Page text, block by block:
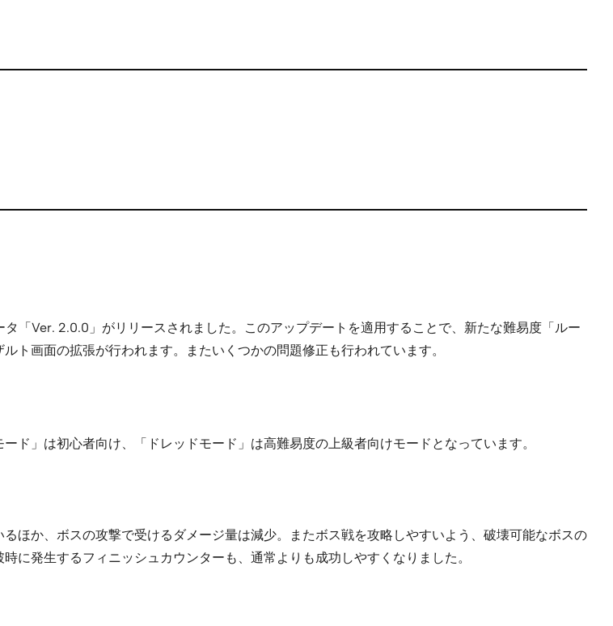
「Ver. 2.0.0」がリリースされました。このアップデートを適用することで、新たな難易度「ルー
ト画面の拡張が行われます。またいくつかの問題修正も行われています。
ド」は初心者向け、「ドレッドモード」は高難易度の上級者向けモードとなっています。
ほか、ボスの攻撃で受けるダメージ量は減少。またボス戦を攻略しやすいよう、破壊可能なボスの
に発生するフィニッシュカウンターも、通常よりも成功しやすくなりました。